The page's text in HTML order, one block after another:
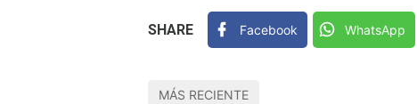
SHARE Facebook WhatsApp
MÁS RECIENTE